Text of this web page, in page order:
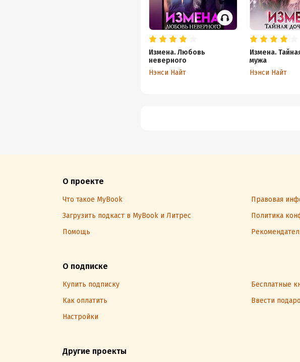
Измена. Любовь
неверного
Нэнси Найт
Измена.
мужа
Нэнси Найт
О проекте
Что такое MyBook Правовая
Загрузить подкаст в MyBook и Литрес
Политика
Помощь
О подписке
Купить подписку Бесплатные
Как оплатить
Ввести
Настройки
Другие проекты